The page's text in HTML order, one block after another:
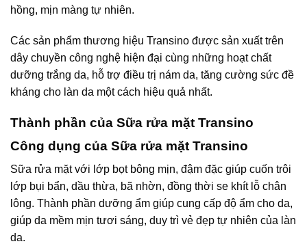
hồng, mịn màng tự nhiên.
Các sản phẩm thương hiệu Transino được sản xuất trên
dây chuyền công nghệ hiện đại cùng những hoạt chất
dưỡng trắng da, hỗ trợ điều trị nám da, tăng cường sức đề
kháng cho làn da một cách hiệu quả nhất.
Thành phần của Sữa rửa mặt Transino
Công dụng của Sữa rửa mặt Transino
Sữa rửa mặt với lớp bọt bông mịn, đậm đặc giúp cuốn trôi
lớp bụi bẩn, dầu thừa, bã nhờn, đồng thời se khít lỗ chân
lông. Thành phần dưỡng ẩm giúp cung cấp độ ẩm cho da,
giúp da mềm mịn tươi sáng, duy trì vẻ đẹp tự nhiên của làn
da.